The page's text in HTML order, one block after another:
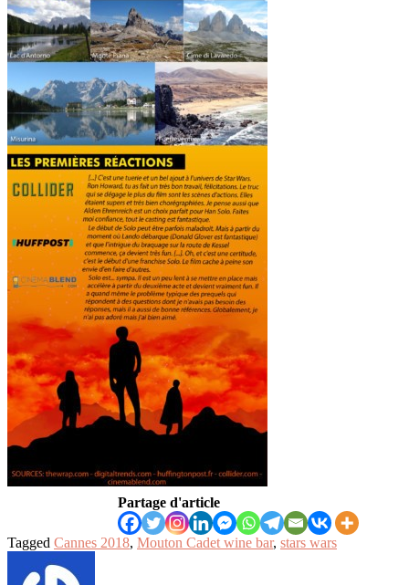
Partage d'article
Tagged Cannes 2018, Mouton Cadet wine bar, stars wars